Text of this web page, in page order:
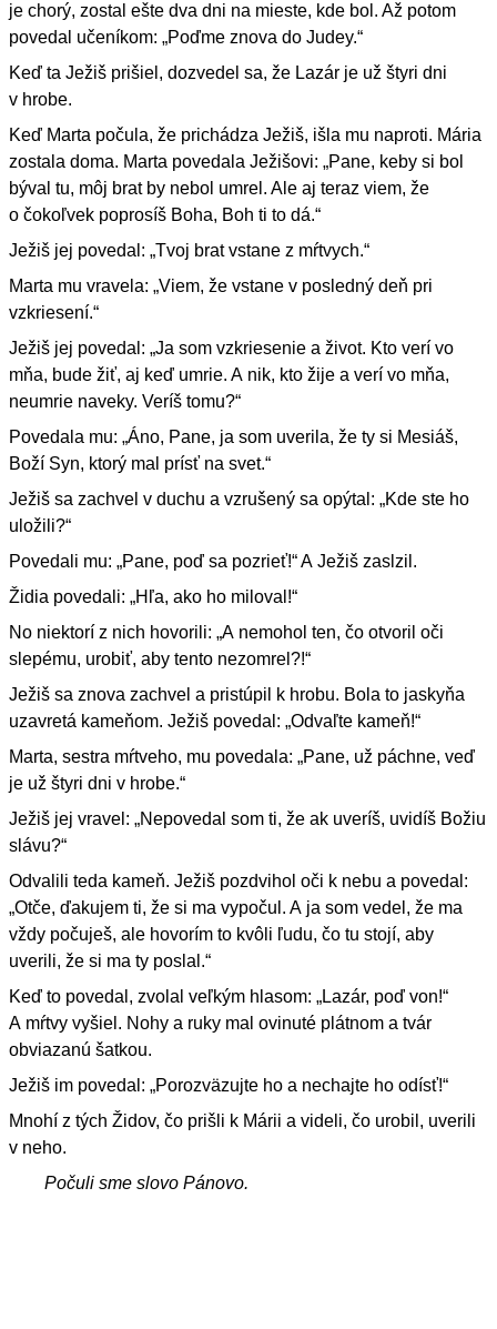
je chorý, zostal ešte dva dni na mieste, kde bol. Až potom
povedal učeníkom: „Poďme znova do Judey.“
Keď ta Ježiš prišiel, dozvedel sa, že Lazár je už štyri dni
v hrobe.
Keď Marta počula, že prichádza Ježiš, išla mu naproti. Mária
zostala doma. Marta povedala Ježišovi: „Pane, keby si bol
býval tu, môj brat by nebol umrel. Ale aj teraz viem, že
o čokoľvek poprosíš Boha, Boh ti to dá.“
Ježiš jej povedal: „Tvoj brat vstane z mŕtvych.“
Marta mu vravela: „Viem, že vstane v posledný deň pri
vzkriesení.“
Ježiš jej povedal: „Ja som vzkriesenie a život. Kto verí vo
mňa, bude žiť, aj keď umrie. A nik, kto žije a verí vo mňa,
neumrie naveky. Veríš tomu?“
Povedala mu: „Áno, Pane, ja som uverila, že ty si Mesiáš,
Boží Syn, ktorý mal prísť na svet.“
Ježiš sa zachvel v duchu a vzrušený sa opýtal: „Kde ste ho
uložili?“
Povedali mu: „Pane, poď sa pozrieť!“ A Ježiš zaslzil.
Židia povedali: „Hľa, ako ho miloval!“
No niektorí z nich hovorili: „A nemohol ten, čo otvoril oči
slepému, urobiť, aby tento nezomrel?!“
Ježiš sa znova zachvel a pristúpil k hrobu. Bola to jaskyňa
uzavretá kameňom. Ježiš povedal: „Odvaľte kameň!“
Marta, sestra mŕtveho, mu povedala: „Pane, už páchne, veď
je už štyri dni v hrobe.“
Ježiš jej vravel: „Nepovedal som ti, že ak uveríš, uvidíš Božiu
slávu?“
Odvalili teda kameň. Ježiš pozdvihol oči k nebu a povedal:
„Otče, ďakujem ti, že si ma vypočul. A ja som vedel, že ma
vždy počuješ, ale hovorím to kvôli ľudu, čo tu stojí, aby
uverili, že si ma ty poslal.“
Keď to povedal, zvolal veľkým hlasom: „Lazár, poď von!“
A mŕtvy vyšiel. Nohy a ruky mal ovinuté plátnom a tvár
obviazanú šatkou.
Ježiš im povedal: „Porozväzujte ho a nechajte ho odísť!“
Mnohí z tých Židov, čo prišli k Márii a videli, čo urobil, uverili
v neho.
Počuli sme slovo Pánovo.